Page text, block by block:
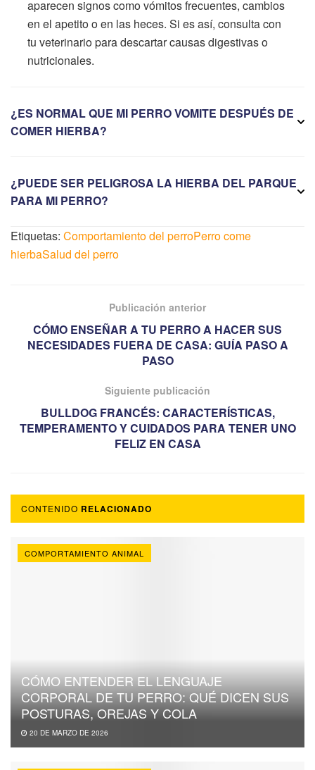
aparecen signos como vómitos frecuentes, cambios
en el apetito o en las heces. Si es así, consulta con
tu veterinario para descartar causas digestivas o
nutricionales.
¿ES NORMAL QUE MI PERRO VOMITE DESPUÉS DE
COMER HIERBA?
¿PUEDE SER PELIGROSA LA HIERBA DEL PARQUE
PARA MI PERRO?
Etiquetas: Comportamiento del perroPerro come
hierbaSalud del perro
Publicación anterior
CÓMO ENSEÑAR A TU PERRO A HACER SUS
NECESIDADES FUERA DE CASA: GUÍA PASO A
PASO
Siguiente publicación
BULLDOG FRANCÉS: CARACTERÍSTICAS,
TEMPERAMENTO Y CUIDADOS PARA TENER UNO
FELIZ EN CASA
CONTENIDO RELACIONADO
COMPORTAMIENTO ANIMAL
CÓMO ENTENDER EL LENGUAJE
CORPORAL DE TU PERRO: QUÉ DICEN SUS
POSTURAS, OREJAS Y COLA
20 DE MARZO DE 2026